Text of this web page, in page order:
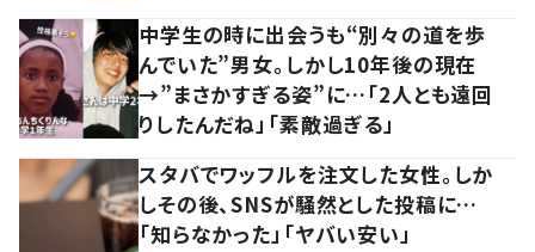
中学生の時に出会うも“別々の道を歩
んでいた”男女。しかし10年後の現在
→”まさかすぎる姿”に…「2人とも遠回
りしたんだね」「素敵過ぎる」
スタバでワッフルを注文した女性。しか
しその後、SNSが騒然とした投稿に…
「知らなかった」「ヤバい安い」